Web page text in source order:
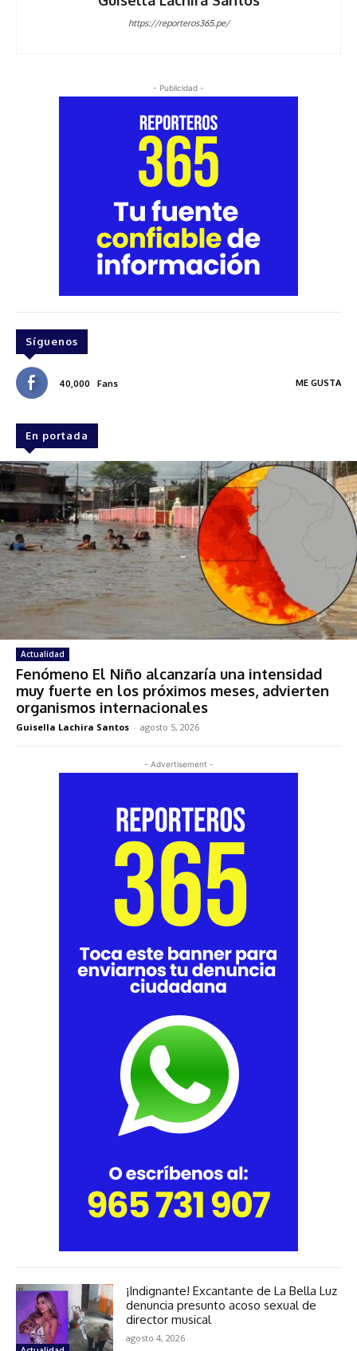
https://reporteros365.pe/
- Publicidad -
Síguenos
40,000 Fans ME GUSTA
En portada
Actualidad
Fenómeno El Niño alcanzaría una intensidad
muy fuerte en los próximos meses, advierten
organismos internacionales
Guisella Lachira Santos - agosto 5, 2026
- Advertisement -
¡Indignante! Excantante de La Bella Luz
denuncia presunto acoso sexual de
director musical
agosto 4, 2026